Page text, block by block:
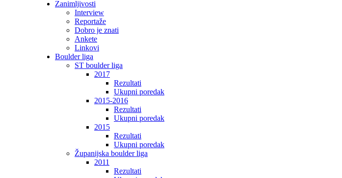
Zanimljivosti
Interview
Reportaže
Dobro je znati
Ankete
Linkovi
Boulder liga
ST boulder liga
2017
Rezultati
Ukupni poredak
2015-2016
Rezultati
Ukupni poredak
2015
Rezultati
Ukupni poredak
Županijska boulder liga
2011
Rezultati